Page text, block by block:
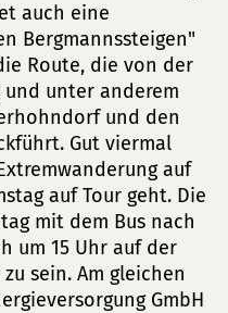
auch eine
Bergmannssteigen"
Route, die von der
unter anderem
und den
Gut viermal
auf
auf Tour geht. Die
mit dem Bus nach
um 15 Uhr auf der
sein. Am gleichen
GmbH